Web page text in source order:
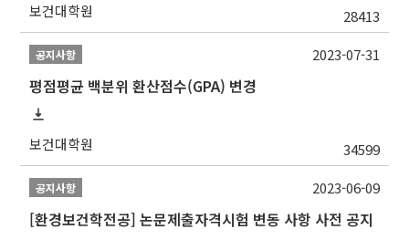
보건대학원 28413
공지사항
평점평균 백분위 환산점수(GPA) 변경
보건대학원 34599
2023-07-31
공지사항
[환경보건학전공] 논문제출자격시험 변동 사항 사전 공지
2023-06-09